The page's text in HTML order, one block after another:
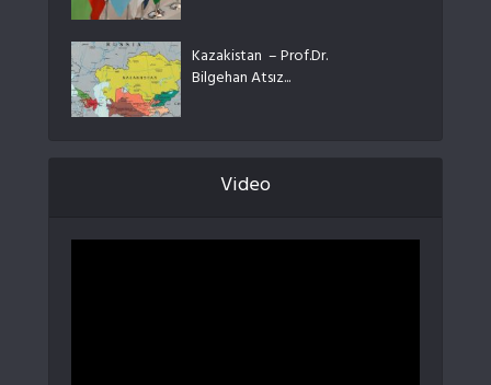
Kazakistan – Prof.Dr.
Bilgehan Atsız...
Video